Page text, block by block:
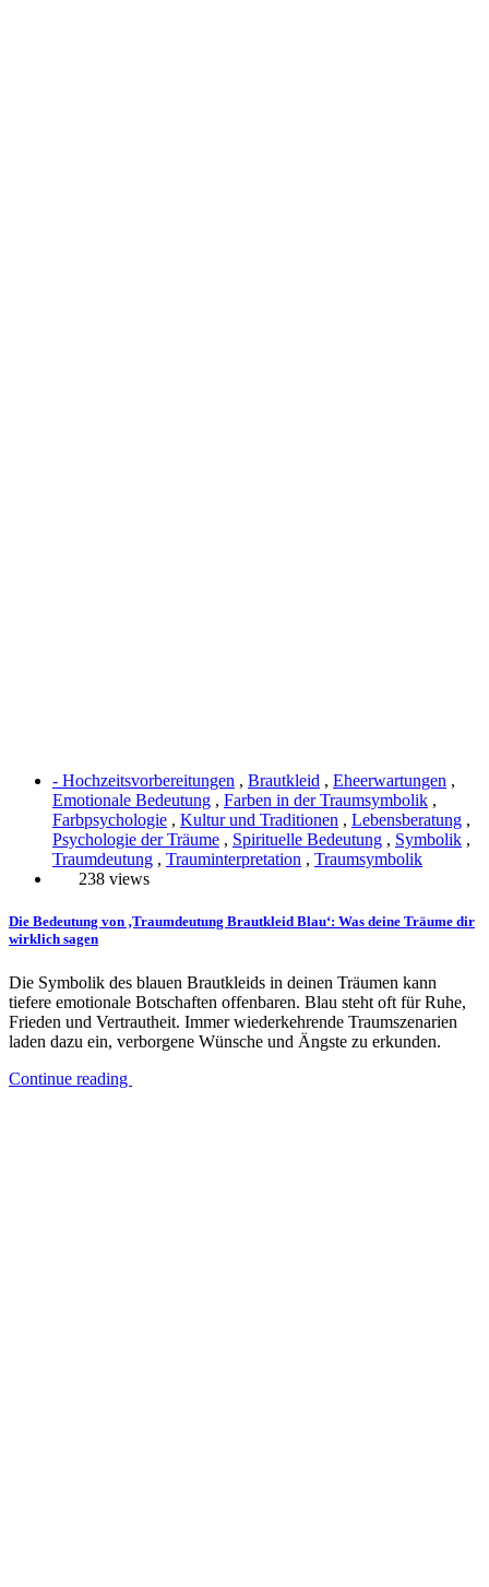
- Hochzeitsvorbereitungen , Brautkleid , Eheerwartungen ,
Emotionale Bedeutung , Farben in der Traumsymbolik ,
Farbpsychologie , Kultur und Traditionen , Lebensberatung ,
Psychologie der Träume , Spirituelle Bedeutung , Symbolik ,
Traumdeutung , Trauminterpretation , Traumsymbolik
238 views
Die Bedeutung von ‚Traumdeutung Brautkleid Blau‘: Was deine Träume dir
wirklich sagen
Die Symbolik des blauen Brautkleids in deinen Träumen kann
tiefere emotionale Botschaften offenbaren. Blau steht oft für Ruhe,
Frieden und Vertrautheit. Immer wiederkehrende Traumszenarien
laden dazu ein, verborgene Wünsche und Ängste zu erkunden.
Continue reading